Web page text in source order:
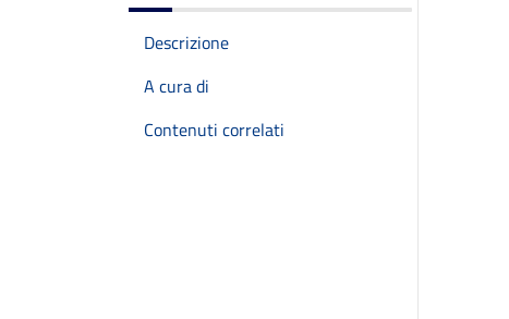
Descrizione
A cura di
Contenuti correlati